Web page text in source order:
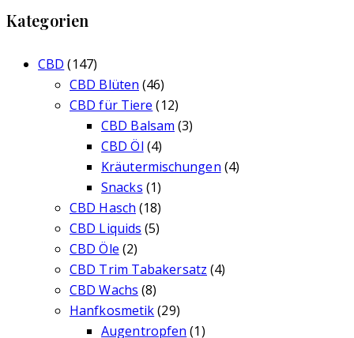
Kategorien
CBD (147)
CBD Blüten (46)
CBD für Tiere (12)
CBD Balsam (3)
CBD Öl (4)
Kräutermischungen (4)
Snacks (1)
CBD Hasch (18)
CBD Liquids (5)
CBD Öle (2)
CBD Trim Tabakersatz (4)
CBD Wachs (8)
Hanfkosmetik(29)
Augentropfen (1)